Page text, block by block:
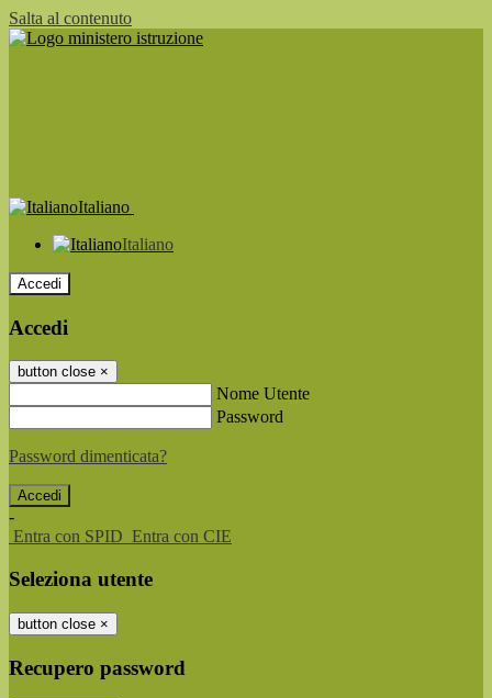
Salta al contenuto
Italiano
Italiano
Accedi
Accedi
button close ×
Nome Utente
Password
Password dimenticata?
-
Entra con SPID Entra con CIE
Seleziona utente
button close ×
Recupero password